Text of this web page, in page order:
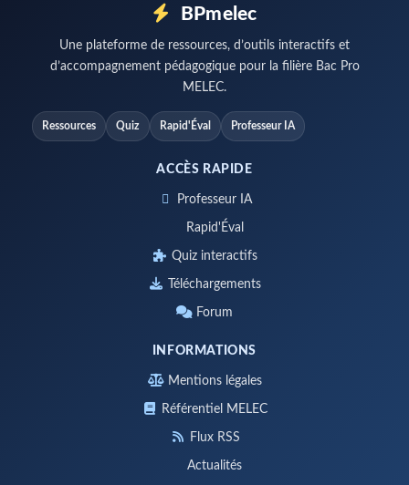
BPmelec
Une plateforme de ressources, d’outils interactifs et
d’accompagnement pédagogique pour la filière Bac Pro
MELEC.
Ressources Quiz Rapid'Éval Professeur IA
ACCÈS RAPIDE
Professeur IA
Rapid'Éval
Quiz interactifs
Téléchargements
Forum
INFORMATIONS
Mentions légales
Référentiel MELEC
Flux RSS
Actualités